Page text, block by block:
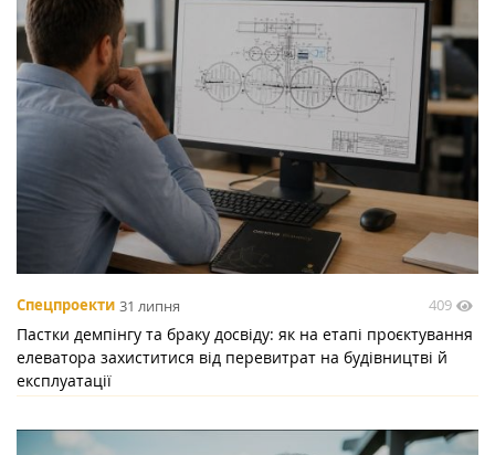
Спецпроекти 31 липня 409
Пастки демпінгу та браку досвіду: як на етапі проєктування
елеватора захиститися від перевитрат на будівництві й
експлуатації